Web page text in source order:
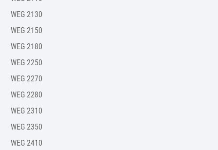
WEG 2130
WEG 2150
WEG 2180
WEG 2250
WEG 2270
WEG 2280
WEG 2310
WEG 2350
WEG 2410